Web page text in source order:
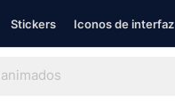
Stickers Iconos de interfaz